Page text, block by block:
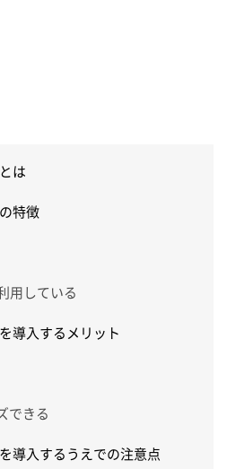
は
特徴
用している
導入するメリット
できる
導入するうえでの注意点